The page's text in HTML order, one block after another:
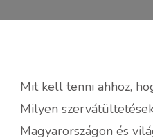
Mit kell tenni ahhoz,
Milyen
Magyarországon és